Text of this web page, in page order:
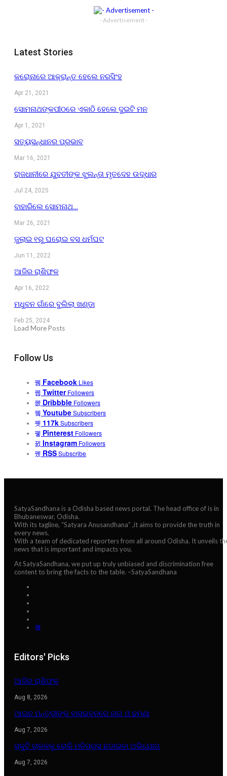
- Advertisement -
Latest Stories
କରୋନାରେ ଆକ୍ରାନ୍ତ ହେଲେ ନରସିଂହ
Apr 21, 2021
ସୋମନାଥଙ୍କପୀଠରେ ଏକାଠି ହେଲେ ଦୁଇଟି ମନ
Apr 1, 2021
ସତ୍ୟସନ୍ଧାନର ପ୍ରଭାବ
Mar 16, 2021
ରାଜଧାନୀରେ ଯୁବତୀଙ୍କ ଝୁଲନ୍ତା ମୃତଦେହ ଉଦ୍ଧାର
Jul 24, 2025
ବାହାରିଲେ ସୋମନାଥ…
Mar 26, 2021
ଜୁଲାଇ ୧ରୁ ଘରୋଇ ବସ ଧର୍ମଘଟ
Jun 11, 2022
ଆଜିର ରାଶିଫଳ
Apr 16, 2022
ମଧୁବନ ଗାଁରେ ବୁଲିଲା ଖଣ୍ଡା
Feb 25, 2024
Load More Posts
Follow Us
Facebook Likes
Twitter Followers
Dribbble Followers
YoutubeSubscribers
117kSubscribers
Pinterest Followers
Instagram Followers
RSSSubscribe
SatyaSandhana is a Odisha based news portal. The head office of is in
Bhubaneswar, Odisha.
With its tagline, “Satyara Anusandhana” ,it aims to provide the truth in
every news.
With a team of dedicated reporters from all around Odisha. It unveils
news that is important and impacts you.
At SatyaSandhana, we put up truly unbiased and discrimination free
content to bring the facts to the table. –SatyaSandhana
Editors' Picks
ଆଜିର ରାଶିଫଳ
Aug 8, 2026
ଆଇନ ମନ୍ତ୍ରୀଙ୍କ ବାସଭବନରେ ନାଗ ଓ ଢମଣା
Aug 7, 2026
ସ୍କୁଟି ଚାଳକକୁ ରୋକି ମନିପ୍ରସ ଛଡାଇବା ଅଭିଯୋଗ
Aug 7, 2026